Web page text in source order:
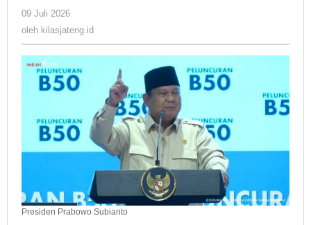
50
Persen
09 Juli 2026
kilasjateng.id
oleh kilasjateng.id
Presiden Prabowo Subianto